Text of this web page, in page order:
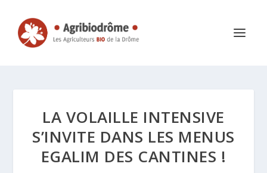
LA VOLAILLE INTENSIVE
S’INVITE DANS LES MENUS
EGALIM DES CANTINES !